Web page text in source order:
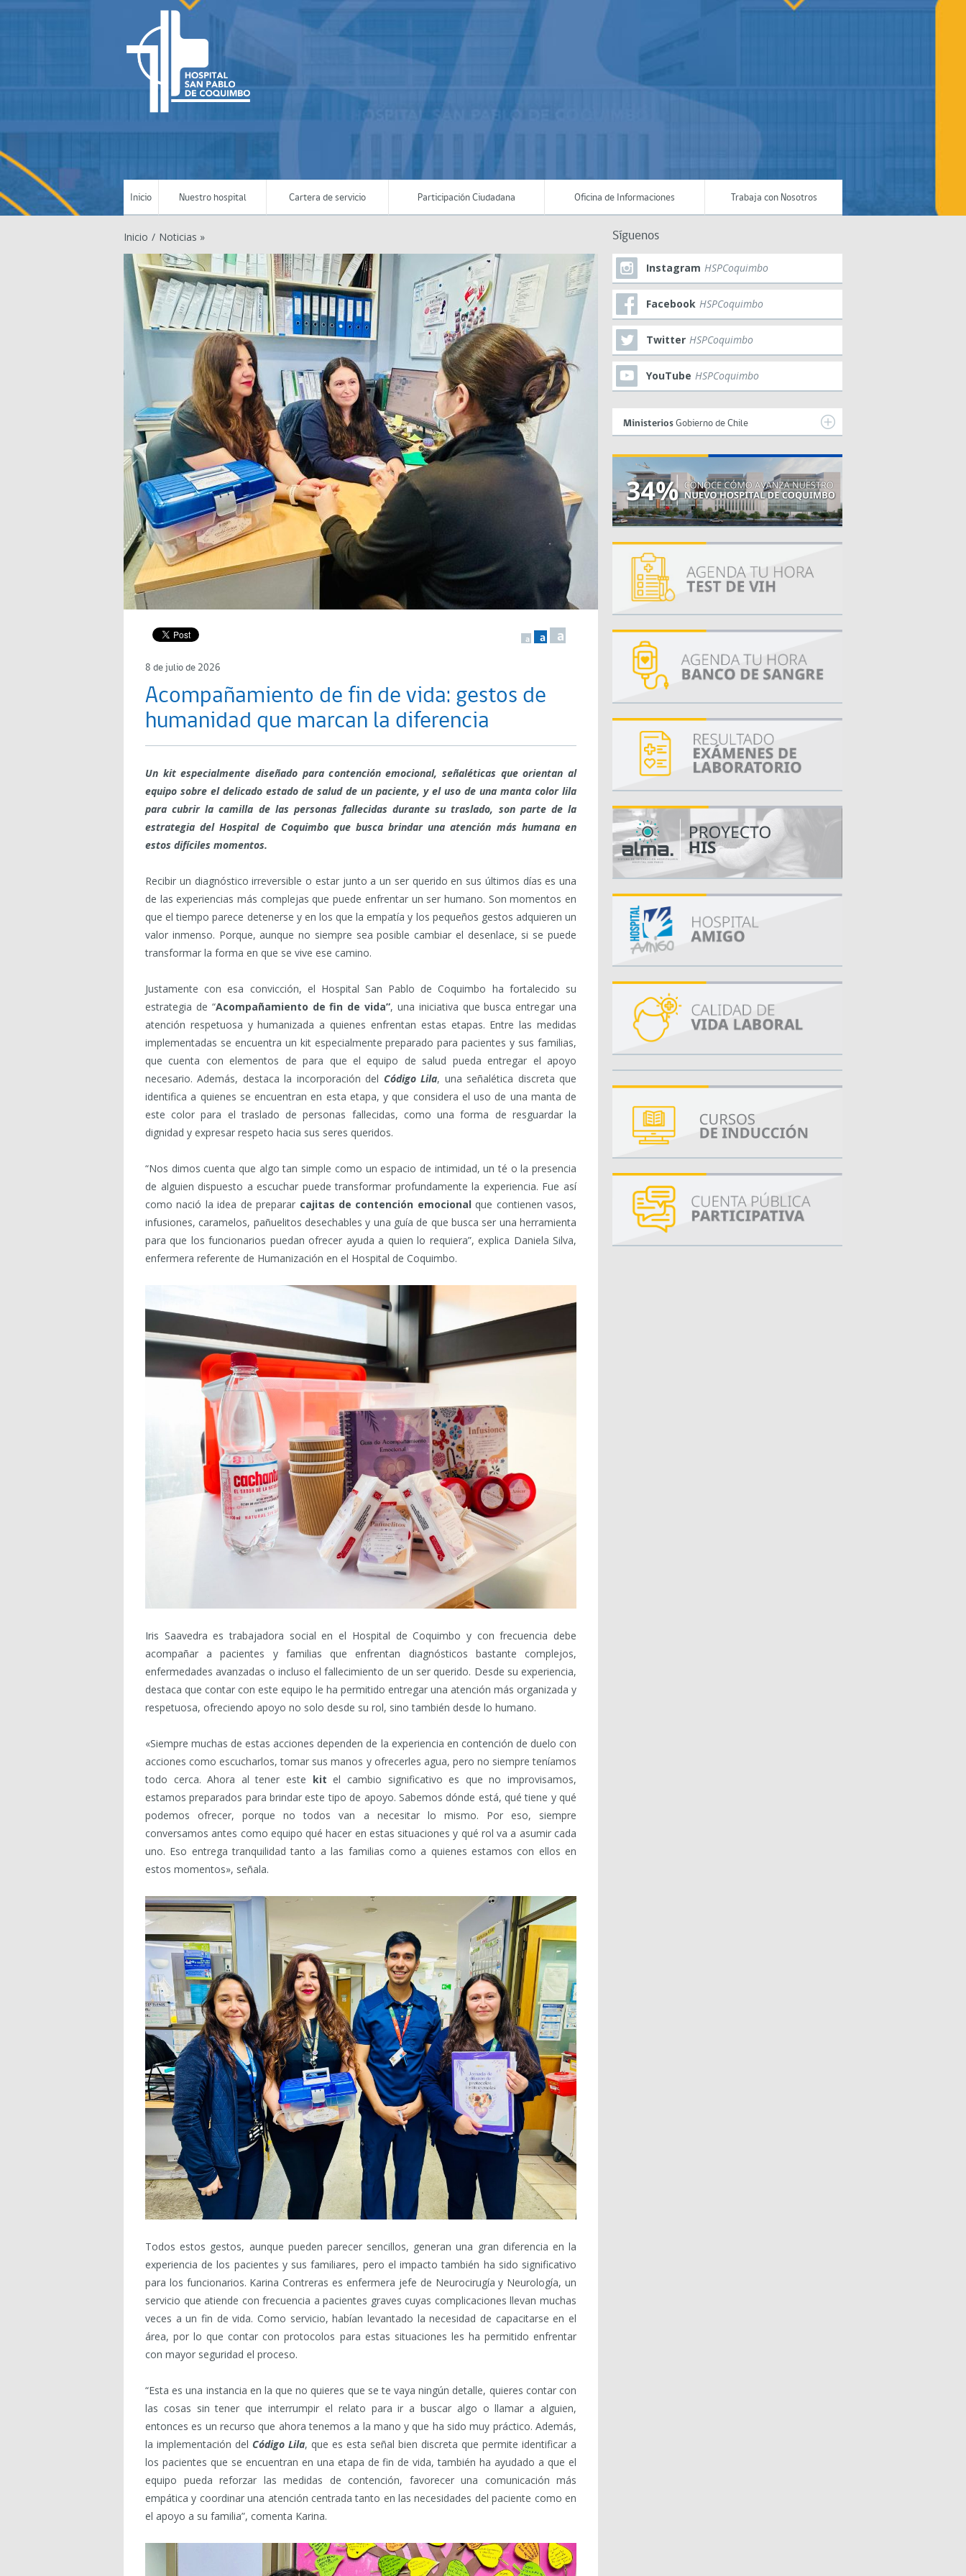
Inicio Nuestro hospital Cartera de servicio Participación Ciudadana Oficina de Informaciones Trabaja con Nosotros
Inicio / Noticias »
a a a
8 de julio de 2026
Acompañamiento de fin de vida: gestos de
humanidad que marcan la diferencia
Un kit especialmente diseñado para contención emocional, señaléticas que orientan al
equipo sobre el delicado estado de salud de un paciente, y el uso de una manta color lila
para cubrir la camilla de las personas fallecidas durante su traslado, son parte de la
estrategia del Hospital de Coquimbo que busca brindar una atención más humana en
estos difíciles momentos.
Recibir un diagnóstico irreversible o estar junto a un ser querido en sus últimos días es una
de las experiencias más complejas que puede enfrentar un ser humano. Son momentos en
que el tiempo parece detenerse y en los que la empatía y los pequeños gestos adquieren un
valor inmenso. Porque, aunque no siempre sea posible cambiar el desenlace, si se puede
transformar la forma en que se vive ese camino.
Justamente con esa convicción, el Hospital San Pablo de Coquimbo ha fortalecido su
estrategia de “Acompañamiento de fin de vida”, una iniciativa que busca entregar una
atención respetuosa y humanizada a quienes enfrentan estas etapas. Entre las medidas
implementadas se encuentra un kit especialmente preparado para pacientes y sus familias,
que cuenta con elementos de para que el equipo de salud pueda entregar el apoyo
necesario. Además, destaca la incorporación del Código Lila, una señalética discreta que
identifica a quienes se encuentran en esta etapa, y que considera el uso de una manta de
este color para el traslado de personas fallecidas, como una forma de resguardar la
dignidad y expresar respeto hacia sus seres queridos.
“Nos dimos cuenta que algo tan simple como un espacio de intimidad, un té o la presencia
de alguien dispuesto a escuchar puede transformar profundamente la experiencia. Fue así
como nació la idea de preparar cajitas de contención emocional que contienen vasos,
infusiones, caramelos, pañuelitos desechables y una guía de que busca ser una herramienta
para que los funcionarios puedan ofrecer ayuda a quien lo requiera”, explica Daniela Silva,
enfermera referente de Humanización en el Hospital de Coquimbo.
Iris Saavedra es trabajadora social en el Hospital de Coquimbo y con frecuencia debe
acompañar a pacientes y familias que enfrentan diagnósticos bastante complejos,
enfermedades avanzadas o incluso el fallecimiento de un ser querido. Desde su experiencia,
destaca que contar con este equipo le ha permitido entregar una atención más organizada y
respetuosa, ofreciendo apoyo no solo desde su rol, sino también desde lo humano.
«Siempre muchas de estas acciones dependen de la experiencia en contención de duelo con
acciones como escucharlos, tomar sus manos y ofrecerles agua, pero no siempre teníamos
todo cerca. Ahora al tener este kit el cambio significativo es que no improvisamos,
estamos preparados para brindar este tipo de apoyo. Sabemos dónde está, qué tiene y qué
podemos ofrecer, porque no todos van a necesitar lo mismo. Por eso, siempre
conversamos antes como equipo qué hacer en estas situaciones y qué rol va a asumir cada
uno. Eso entrega tranquilidad tanto a las familias como a quienes estamos con ellos en
estos momentos», señala.
Todos estos gestos, aunque pueden parecer sencillos, generan una gran diferencia en la
experiencia de los pacientes y sus familiares, pero el impacto también ha sido significativo
para los funcionarios. Karina Contreras es enfermera jefe de Neurocirugía y Neurología, un
servicio que atiende con frecuencia a pacientes graves cuyas complicaciones llevan muchas
veces a un fin de vida. Como servicio, habían levantado la necesidad de capacitarse en el
área, por lo que contar con protocolos para estas situaciones les ha permitido enfrentar
con mayor seguridad el proceso.
“Esta es una instancia en la que no quieres que se te vaya ningún detalle, quieres contar con
las cosas sin tener que interrumpir el relato para ir a buscar algo o llamar a alguien,
entonces es un recurso que ahora tenemos a la mano y que ha sido muy práctico. Además,
la implementación del Código Lila, que es esta señal bien discreta que permite identificar a
los pacientes que se encuentran en una etapa de fin de vida, también ha ayudado a que el
equipo pueda reforzar las medidas de contención, favorecer una comunicación más
empática y coordinar una atención centrada tanto en las necesidades del paciente como en
el apoyo a su familia”, comenta Karina.
Síguenos
Instagram HSPCoquimbo
Facebook HSPCoquimbo
Twitter HSPCoquimbo
YouTube HSPCoquimbo
Ministerios Gobierno de Chile